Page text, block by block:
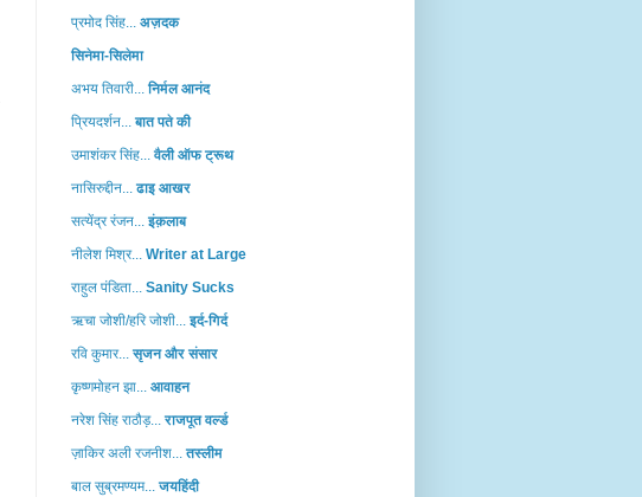
प्रमोद सिंह... अज़दक
सिनेमा-सिलेमा
अभय तिवारी... निर्मल आनंद
प्रियदर्शन... बात पते की
उमाशंकर सिंह... वैली ऑफ ट्रूथ
नासिरुद्दीन... ढाइ आखर
सत्‍येंद्र रंजन... इंक़लाब
नीलेश मिश्र... Writer at Large
राहुल पंडिता... Sanity Sucks
ऋचा जोशी/हरि जोशी... इर्द-गिर्द
रवि कुमार... सृजन और संसार
कृष्णमोहन झा... आवाहन
नरेश सिंह राठौड़... राजपूत वर्ल्ड
ज़ाकिर अली रजनीश... तस्लीम
बाल सुब्रमण्यम... जयहिंदी